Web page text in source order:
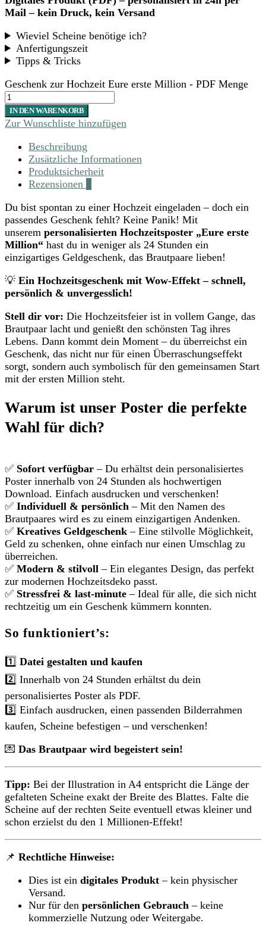
Mail – kein Druck, kein Versand
Wieviel Scheine benötige ich?
Anfertigungszeit
Tipps & Tricks
Geschenk zur Hochzeit Eure erste Million - PDF Menge
IN DEN WARENKORB
Zur Wunschliste hinzufügen
Beschreibung
Zusätzliche Informationen
Produktsicherheit
Rezensionen
Du bist spontan zu einer Hochzeit eingeladen – doch ein
passendes Geschenk fehlt? Keine Panik! Mit
unserem personalisierten Hochzeitsposter „Eure erste
Million“ hast du in weniger als 24 Stunden ein
einzigartiges Geldgeschenk, das Brautpaare lieben!
💡 Ein Hochzeitsgeschenk mit Wow-Effekt – schnell,
persönlich & unvergesslich!
Stell dir vor: Die Hochzeitsfeier ist in vollem Gange, das
Brautpaar lacht und genießt den schönsten Tag ihres
Lebens. Dann kommt dein Moment – du überreichst ein
Geschenk, das nicht nur für einen Überraschungseffekt
sorgt, sondern auch symbolisch für den gemeinsamen Start
mit der ersten Million steht.
Warum ist unser Poster die perfekte
Wahl für dich?
✅ Sofort verfügbar – Du erhältst dein personalisiertes
Poster innerhalb von 24 Stunden als hochwertigen
Download. Einfach ausdrucken und verschenken!
✅ Individuell & persönlich – Mit den Namen des
Brautpaares wird es zu einem einzigartigen Andenken.
✅ Kreatives Geldgeschenk – Eine stilvolle Möglichkeit,
Geld zu schenken, ohne einfach nur einen Umschlag zu
überreichen.
✅ Modern & stilvoll – Ein elegantes Design, das perfekt
zur modernen Hochzeitsdeko passt.
✅ Stressfrei & last-minute – Ideal für alle, die sich nicht
rechtzeitig um ein Geschenk kümmern konnten.
So funktioniert’s:
1️⃣ Datei gestalten und kaufen
2️⃣ Innerhalb von 24 Stunden erhältst du dein
personalisiertes Poster als PDF.
3️⃣ Einfach ausdrucken, einen passenden Bilderrahmen
kaufen, Scheine befestigen – und verschenken!
💌 Das Brautpaar wird begeistert sein!
Tipp: Bei der Illustration in A4 entspricht die Länge der
gefalteten Scheine exakt der Breite des Blattes. Falte die
Scheine auf der rechten Seite eventuell etwas kleiner und
schon erzielst du den 1 Millionen-Effekt!
📌 Rechtliche Hinweise:
Dies ist ein digitales Produkt – kein physischer
Versand.
Nur für den persönlichen Gebrauch – keine
kommerzielle Nutzung oder Weitergabe.